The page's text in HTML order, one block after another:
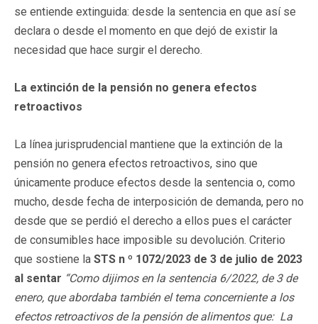
se entiende extinguida: desde la sentencia en que así se
declara o desde el momento en que dejó de existir la
necesidad que hace surgir el derecho.
La extinción de la pensión no genera efectos
retroactivos
La línea jurisprudencial mantiene que la extinción de la
pensión no genera efectos retroactivos, sino que
únicamente produce efectos desde la sentencia o, como
mucho, desde fecha de interposición de demanda, pero no
desde que se perdió el derecho a ellos pues el carácter
de consumibles hace imposible su devolución. Criterio
que sostiene la STS n º 1072/2023 de 3 de julio de 2023
al sentar “Como dijimos en la sentencia 6/2022, de 3 de
enero, que abordaba también el tema concerniente a los
efectos retroactivos de la pensión de alimentos que: La